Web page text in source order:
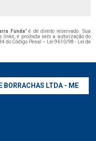
Funda" é de direito reservado. Sua
links, é proibida sem a autorização do
do Código Penal –
Lei 9610/98 - Lei de
BORRACHAS LTDA - ME